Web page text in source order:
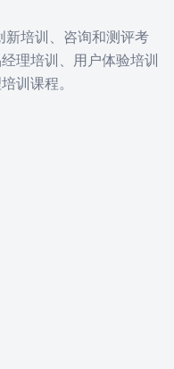
新培训、咨询和测评考
理培训、用户体验培训
训课程。